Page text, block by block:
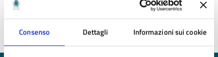
Consenso Dettagli Informazioni sui cookie
Ultimo aggiornamento:31/07/2025 12:17